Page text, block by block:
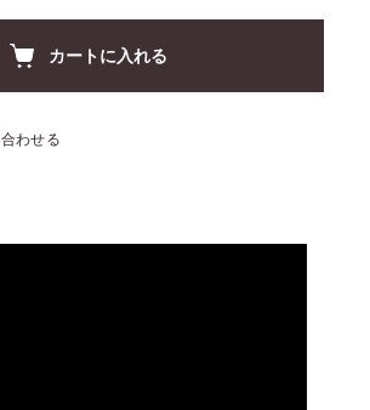
カートに入れる
わせる